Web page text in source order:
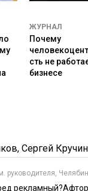
ЖУРНАЛ
Почему
сть не
бизнесе
, Сергей
руководителя,